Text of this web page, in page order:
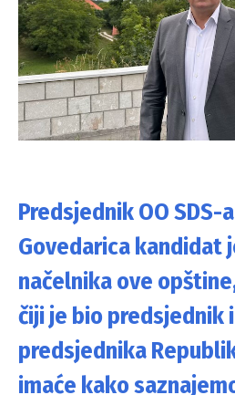
Predsjednik OO SDS-
Govedarica kandidat
načelnika ove
čiji je bio predsjednik
predsjednika
imaće kako